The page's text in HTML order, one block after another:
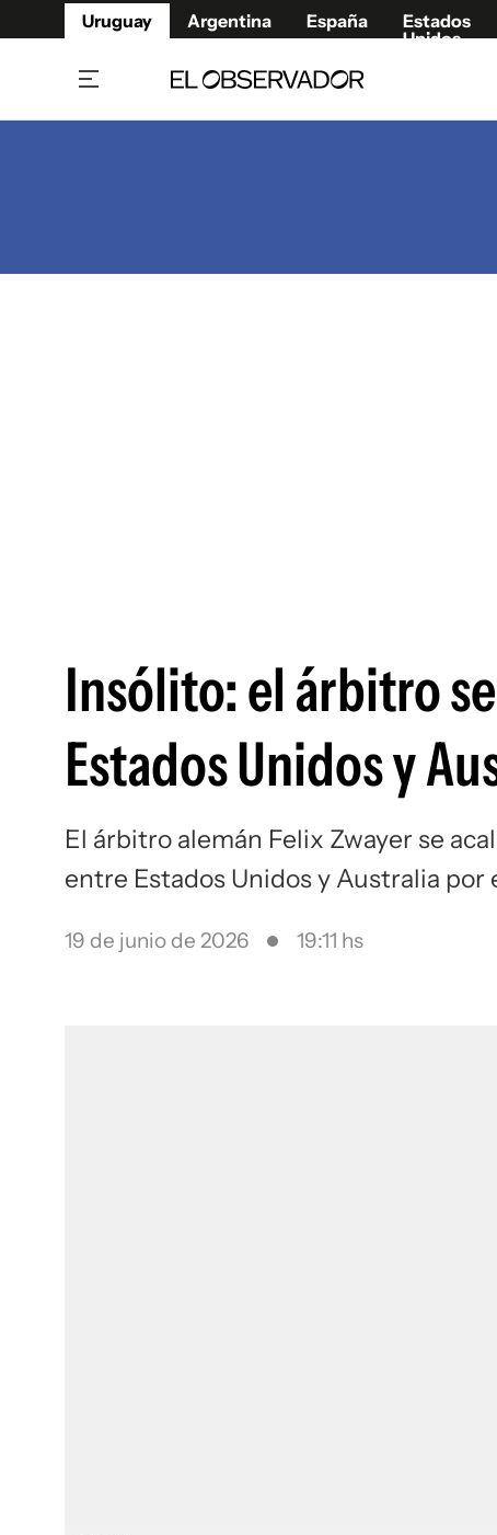
Uruguay Argentina España
Estados
Unidos
Insólito: el árbitro
Estados Unidos y
El árbitro alemán Felix Zwayer se
entre Estados Unidos y Australia por
19 de junio de 2026 19:11 hs